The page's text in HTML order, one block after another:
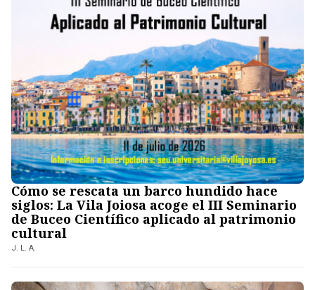
Cómo se rescata un barco hundido hace
siglos: La Vila Joiosa acoge el III Seminario
de Buceo Científico aplicado al patrimonio
cultural
J. L. A.